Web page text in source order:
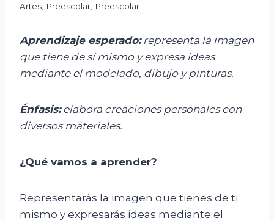
Artes Preescolar Preescolar
Aprendizaje esperado: representa la imagen
que tiene de sí mismo y expresa ideas
mediante el modelado, dibujo y pinturas.
Énfasis: elabora creaciones personales con
diversos materiales.
¿Qué vamos a aprender?
Representarás la imagen que tienes de ti
mismo y expresarás ideas mediante el